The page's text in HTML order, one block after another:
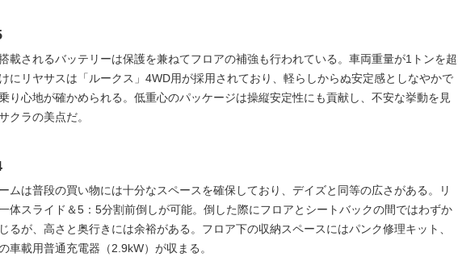
載されるバッテリーは保護を兼ねてフロアの補強も行われている。車両重量が1トンを超
にリヤサスは「ルークス」4WD用が採用されており、軽らしからぬ安定感としなやかで
り心地が確かめられる。低重心のパッケージは操縦安定性にも貢献し、不安な挙動を見
クラの美点だ。
ムは普段の買い物には十分なスペースを確保しており、デイズと同等の広さがある。リ
体スライド＆5：5分割前倒しが可能。倒した際にフロアとシートバックの間ではわずか
るが、高さと奥行きには余裕がある。フロア下の収納スペースにはパンク修理キット、
車載用普通充電器（2.9kW）が収まる。